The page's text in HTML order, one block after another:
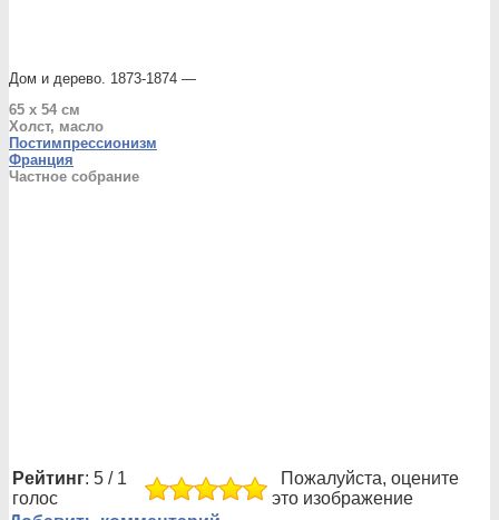
Дом и дерево. 1873-1874 —
65 x 54 см
Холст, масло
Постимпрессионизм
Франция
Частное собрание
Рейтинг: 5 / 1
голос
Пожалуйста, оцените
это изображение